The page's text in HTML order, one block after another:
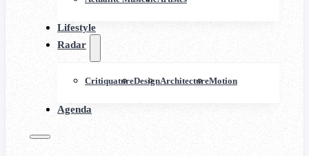
Lifestyle
Radar
CritiquatureDesignArchitectureMotion
Agenda